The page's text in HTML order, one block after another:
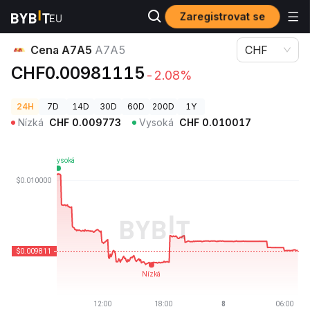
Zaregistrovat se
Ceny kryptoměn Cena A7A5 A7A5
Cena A7A5 A7A5
CHF0.00981115 -2.08%
CHF
24H 7D 14D 30D 60D 200D 1Y
Nízká CHF 0.009773 Vysoká CHF 0.010017